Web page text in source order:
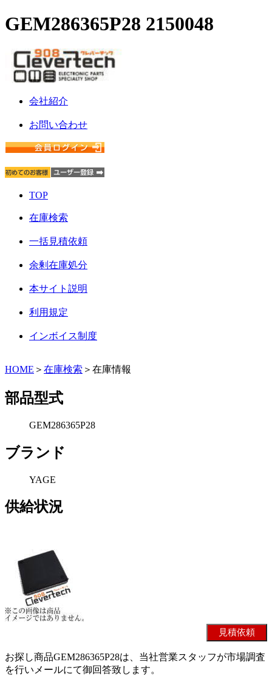
GEM286365P28 2150048
会社紹介
お問い合わせ
TOP
在庫検索
一括見積依頼
余剰在庫処分
本サイト説明
利用規定
インボイス制度
HOME ＞ 在庫検索 ＞在庫情報
部品型式
GEM286365P28
ブランド
YAGE
供給状況
お探し商品GEM286365P28は、当社営業スタッフが市場調査
を行いメールにて御回答致します。